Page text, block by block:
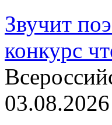
Звучит
конкурс
03.08.2026